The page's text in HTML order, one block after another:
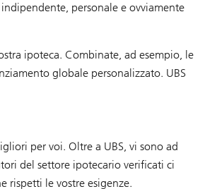
personale e ovviamente
ipoteca. Combinate, ad esempio, le
globale personalizzato. UBS
per voi. Oltre a UBS, vi sono ad
del settore ipotecario verificati ci
rispetti le vostre esigenze.